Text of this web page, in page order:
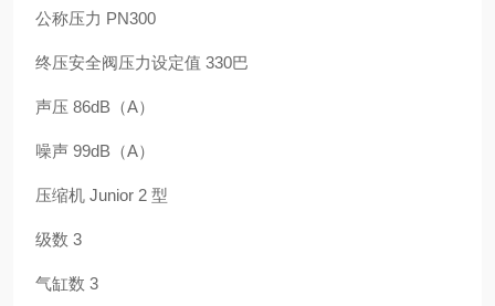
公称压力 PN300
终压安全阀压力设定值 330巴
声压 86dB（A）
噪声 99dB（A）
压缩机 Junior 2 型
级数 3
气缸数 3